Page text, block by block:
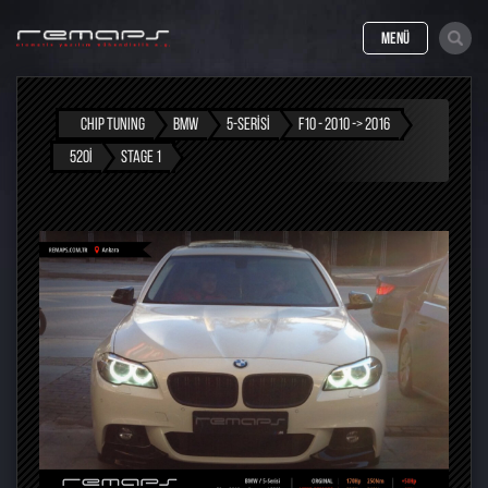
MENÜ
CHIP TUNING BMW 5-SERISI
F10 - 2010 -> 2016
520I
STAGE 1